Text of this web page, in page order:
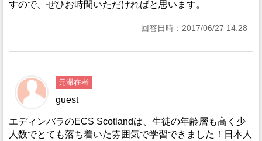
すので、ぜひお時間いただければと思います。
回答日時：2017/06/27 14:28
元滞在者
guest
エディンバラのECS Scotlandは、生徒の年齢層も高く少
人数でとても落ち着いた雰囲気で学習できました！日本人